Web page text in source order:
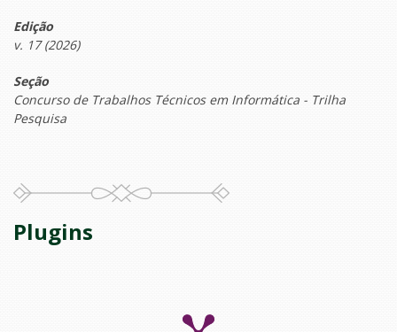
Edição
v. 17 (2026)
Seção
Concurso de Trabalhos Técnicos em Informática - Trilha
Pesquisa
Plugins